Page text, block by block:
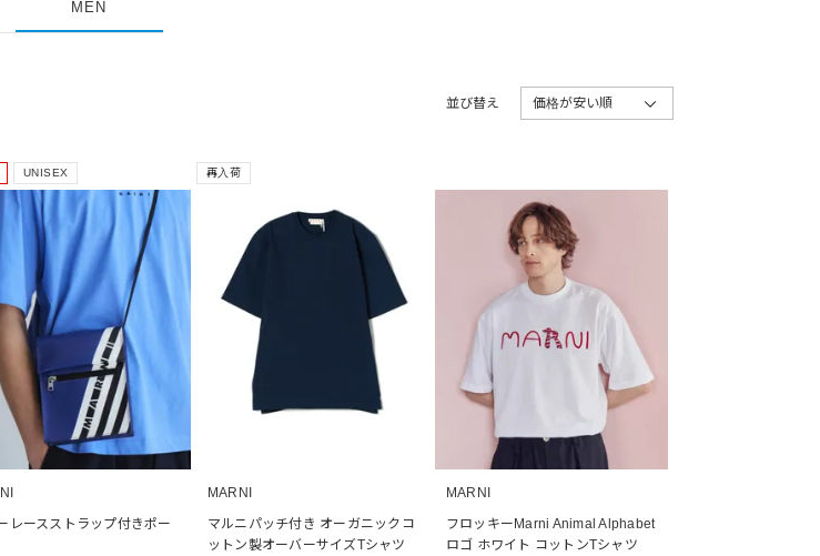
MEN
並び替え 価格が安い順
UNISEX
レースストラップ付きポー
再入荷
MARNI
マルニパッチ付き オーガニックコ
ットン製オーバーサイズTシャツ
MARNI
フロッキーMarni Animal Alphabet
ロゴ ホワイト コットンTシャツ